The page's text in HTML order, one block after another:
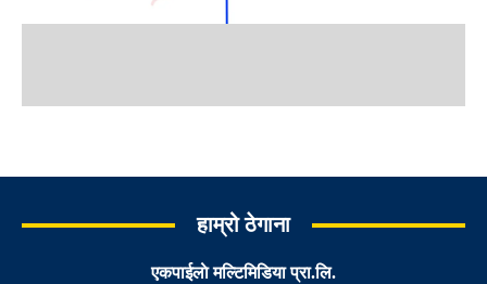
हाम्रो ठेगाना
एकपाईलाे मल्टिमिडिया प्रा.लि.